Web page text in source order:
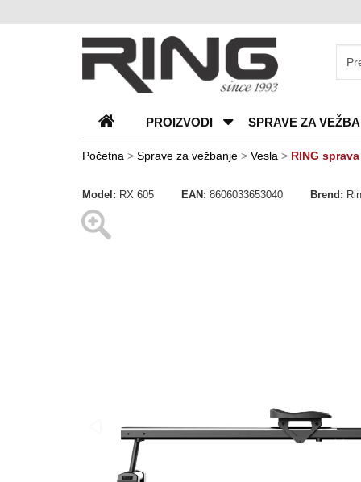
O
nama
Katalozi
Kontakt
Blog
Česta
PROIZVODI SPRAVE ZA
Početna > Sprave za vežbanje > Vesla > RING
Model: RX 605 EAN: 8606033653040 Brend: